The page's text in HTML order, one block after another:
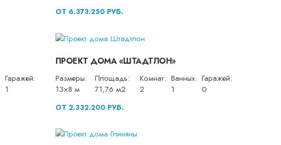
ОТ 6.373.250 РУБ.
Гаражей:
1
ПРОЕКТ ДОМА «ШТАДТЛОН»
Размеры:
13×8 м
Площадь:
71,76 м2
Комнат:
2
Ванных:
1
Гаражей:
0
ОТ 2.332.200 РУБ.